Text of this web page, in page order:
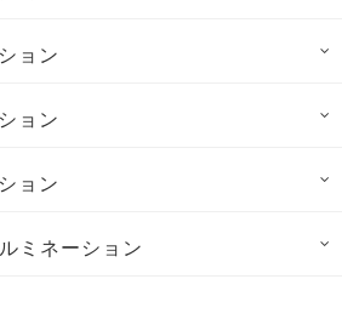
ョン
ョン
ョン
ミネーション